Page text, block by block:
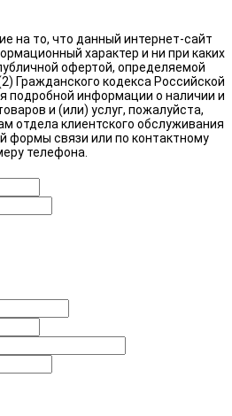
на то, что данный интернет-сайт
характер и ни при каких
офертой, определяемой
Гражданского кодекса Российской
подробной информации о наличии и
и (или) услуг, пожалуйста,
отдела клиентского обслуживания
формы связи или по контактному
телефона.